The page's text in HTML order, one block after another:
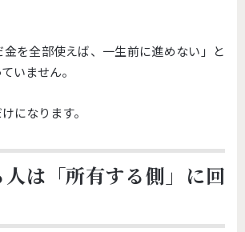
金を全部使えば、一生前に進めない」と
いません。
になります。
は「所有する側」に回